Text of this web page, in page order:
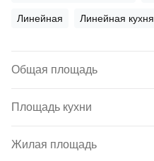
Линейная Линейная кухня
Общая площадь
Площадь кухни
Жилая площадь